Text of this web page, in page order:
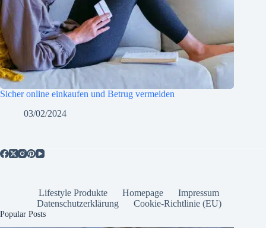
Sicher online einkaufen und Betrug vermeiden
03/02/2024
Lifestyle Produkte Homepage
Impressum
Datenschutzerklärung
Cookie-Richtlinie (EU)
Popular Posts